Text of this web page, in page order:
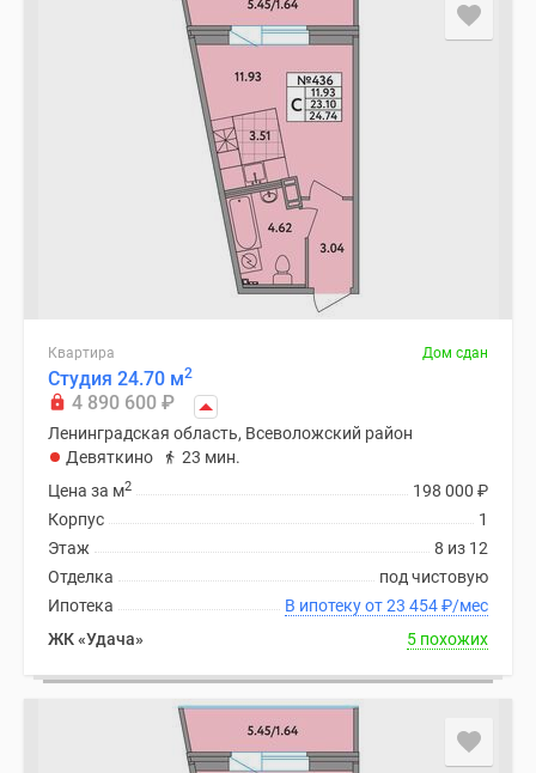
Квартира Дом сдан
Студия 24.70 м2
4 890 600 ₽
Ленинградская область, Всеволожский район
Девяткино
23 мин.
198 000 ₽
Цена за м2
1
Корпус
8 из 12
Этаж
под чистовую
Отделка
В ипотеку от 23 454₽/мес
Ипотека
ЖК «Удача»
5 похожих